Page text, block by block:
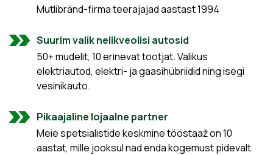
Mutlibränd-firma teerajajad aastast 1994
Suurim valik nelikveolisi autosid
50+ mudelit, 10 erinevat tootjat. Valikus
elektriautod, elektri- ja gaasihübriidid ning isegi
vesinikauto.
Pikaajaline lojaalne partner
Meie spetsialistide keskmine tööstaaž on 10
aastat, mille jooksul nad enda kogemust pidevalt